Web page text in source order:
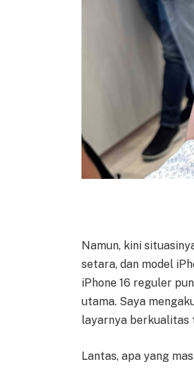
Namun, kini
setara, dan model
iPhone 16 reguler
utama. Saya
layarnya berkualitas
Lantas, apa yang